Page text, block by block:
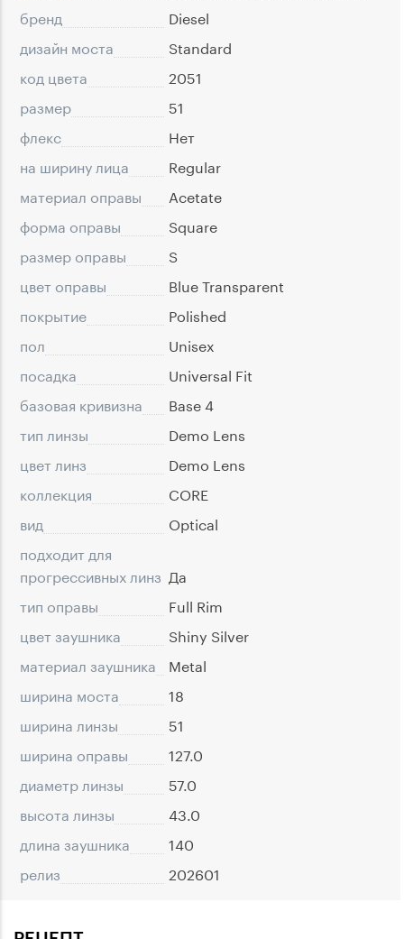
бренд
Diesel
дизайн моста
Standard
код цвета
2051
размер
51
флекс
Нет
на ширину лица
Regular
материал оправы
Acetate
форма оправы
Square
размер оправы
S
цвет оправы
Blue Transparent
покрытие
Polished
пол
Unisex
посадка
Universal Fit
базовая кривизна
Base 4
тип линзы
Demo Lens
цвет линз
Demo Lens
коллекция
CORE
вид
Optical
подходит для
прогрессивных линз Да
тип оправы
Full Rim
цвет заушника
Shiny Silver
материал заушника
Metal
ширина моста
18
ширина линзы
51
ширина оправы
127.0
диаметр линзы
57.0
высота линзы
43.0
длина заушника
140
релиз
202601